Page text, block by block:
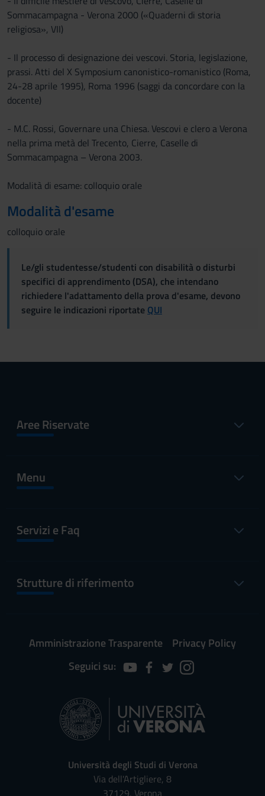
Sommacampagna - Verona 2000 («Quaderni di storia
religiosa», VII)
- Il processo di designazione dei vescovi. Storia, legislazione,
prassi. Atti del X Symposium canonistico-romanistico (Roma,
24-28 aprile 1995), Roma 1996 (saggi da concordare con la
docente)
- M.C. Rossi, Governare una Chiesa. Vescovi e clero a Verona
nella prima metà del Trecento, Cierre, Caselle di
Sommacampagna – Verona 2003.
Modalità di esame: colloquio orale
Modalità d'esame
colloquio orale
Le/gli studentesse/studenti con disabilità o disturbi
specifici di apprendimento (DSA), che intendano
richiedere l'adattamento della prova d'esame, devono
seguire le indicazioni riportate QUI
Aree Riservate
Menu
Servizi e Faq
Strutture di riferimento
Amministrazione Trasparente
Privacy Policy
Seguici su:
Università degli Studi di Verona
Via dell'Artigliere, 8
37129, Verona